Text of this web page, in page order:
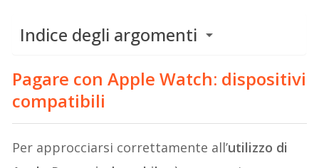
Indice degli argomenti
Pagare con Apple Watch: dispositivi
compatibili
Per approcciarsi correttamente all’utilizzo di